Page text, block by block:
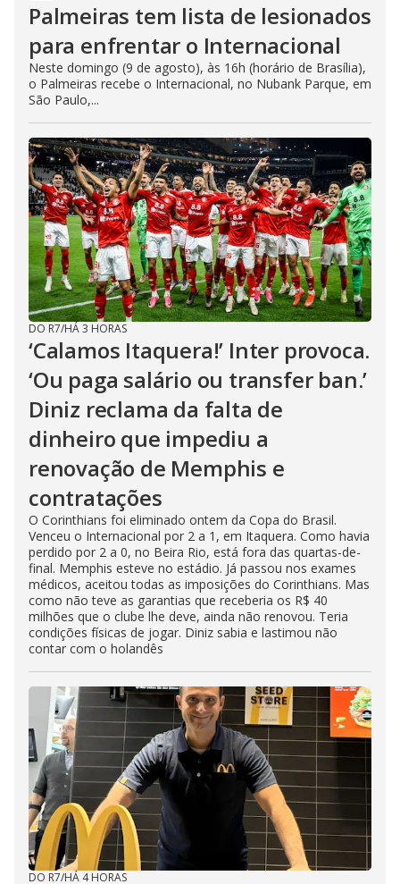
Palmeiras tem lista de lesionados
para enfrentar o Internacional
Neste domingo (9 de agosto), às 16h (horário de Brasília),
o Palmeiras recebe o Internacional, no Nubank Parque, em
São Paulo,...
DO R7/HÁ 3 HORAS
‘Calamos Itaquera!’ Inter provoca.
‘Ou paga salário ou transfer ban.’
Diniz reclama da falta de
dinheiro que impediu a
renovação de Memphis e
contratações
O Corinthians foi eliminado ontem da Copa do Brasil.
Venceu o Internacional por 2 a 1, em Itaquera. Como havia
perdido por 2 a 0, no Beira Rio, está fora das quartas-de-
final. Memphis esteve no estádio. Já passou nos exames
médicos, aceitou todas as imposições do Corinthians. Mas
como não teve as garantias que receberia os R$ 40
milhões que o clube lhe deve, ainda não renovou. Teria
condições físicas de jogar. Diniz sabia e lastimou não
contar com o holandês
DO R7/HÁ 4 HORAS